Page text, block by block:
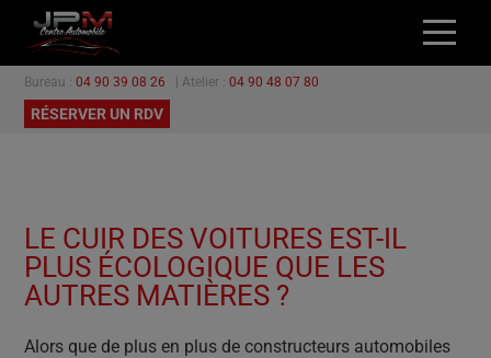
ACCUEIL
NOS VÉHICULES
PROMOTIONS
CONTACT
Bureau : 04 90 39 08 26 | Atelier : 04 90 48 07 80
RÉSERVER UN RDV
LE CUIR DES VOITURES EST-IL
PLUS ÉCOLOGIQUE QUE LES
AUTRES MATIÈRES ?
Alors que de plus en plus de constructeurs automobiles